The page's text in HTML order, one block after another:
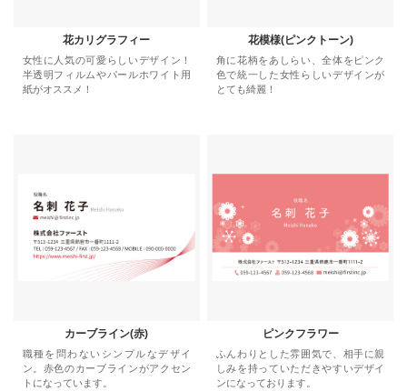
花カリグラフィー
女性に人気の可愛らしいデザイン！
半透明フィルムやパールホワイト用
紙がオススメ！
花模様(ピンクトーン)
角に花柄をあしらい、全体をピンク
色で統一した女性らしいデザインが
とても綺麗！
カーブライン(赤)
職種を問わないシンプルなデザイ
ン。赤色のカーブラインがアクセン
トになっています。
ピンクフラワー
ふんわりとした雰囲気で、相手に親
しみを持っていただきやすいデザイ
ンになっております。